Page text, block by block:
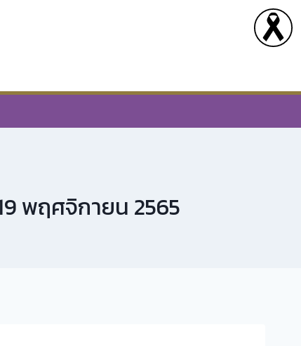
พฤศจิกายน 2565